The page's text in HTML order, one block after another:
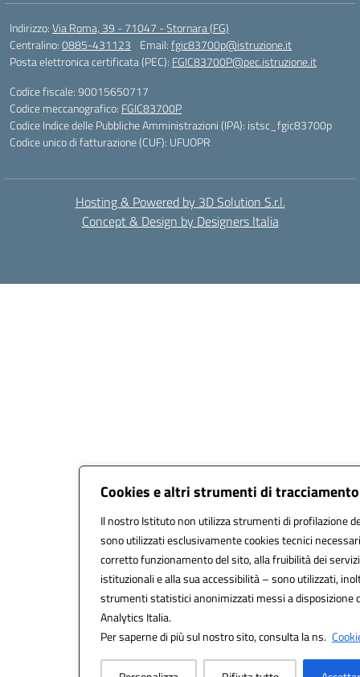
Cookies e altri strumenti di tracciamento
Il nostro Istituto non utilizza strumenti di profilazione
sono utilizzati esclusivamente cookies tecnici
corretto funzionamento del sito, alla fruibilità dei servizi
istituzionali e alla sua accessibilità – sono utilizzati,
strumenti statistici anonimizzati messi a disposizione
Analytics Italia.
Per saperne di più sul nostro sito, consulta la ns.
Indirizzo:Via Roma, 39 - 71047 - Stornara (FG)
Centralino:0885-431123 Email:fgic83700p@istruzione.it
Posta elettronica certificata (PEC): FGIC83700P@pec.istruzione.it
Codice fiscale: 90015650717
Codice meccanografico: FGIC83700P
Codice Indice delle Pubbliche Amministrazioni (IPA): istsc_fgic83700p
Codice unico di fatturazione (CUF): UFUOPR
Hosting & Powered by 3D Solution S.r.l.
Concept & Design by Designers Italia